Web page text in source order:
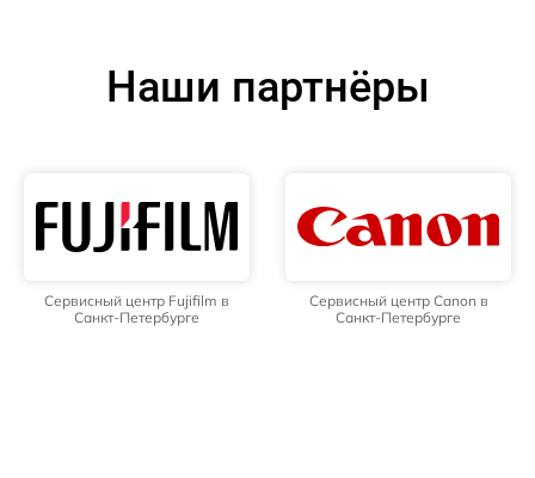
Наши партнёры
Сервисный центр Fujifilm в
Санкт-Петербурге
Сервисный центр Canon в
Санкт-Петербурге